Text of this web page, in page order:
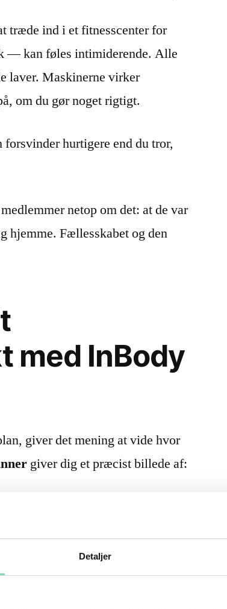
Detaljer
træde ind i et fitnesscenter for
— kan føles intimiderende. Alle
laver. Maskinerne virker
om du gør noget rigtigt.
hurtigere end du tror,
netop om det: at de var
hjemme. Fællesskabet og den
med InBody
giver det mening at vide hvor
giver dig et præcist billede af:
krop